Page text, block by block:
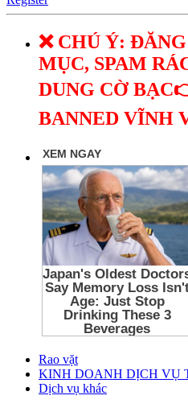
❌ CHÚ Ý:
MỤC, SPAM
DUNG CỜ
BANNED VĨNH
Rao vặt
KINH DOANH DỊCH VỤ
Dịch vụ khác